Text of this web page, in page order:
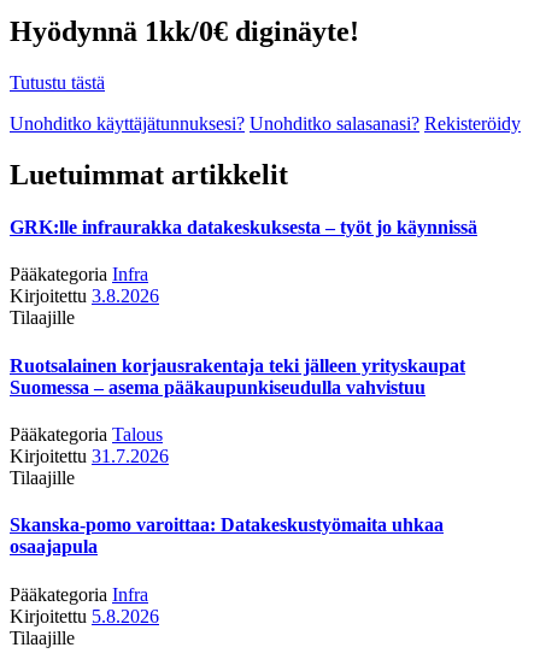
Hyödynnä 1kk/0€ diginäyte!
Tutustu tästä
Unohditko käyttäjätunnuksesi? Unohditko salasanasi? Rekisteröidy
Luetuimmat artikkelit
GRK:lle infraurakka datakeskuksesta – työt jo käynnissä
Pääkategoria Infra
Kirjoitettu 3.8.2026
Tilaajille
Ruotsalainen korjausrakentaja teki jälleen yrityskaupat
Suomessa – asema pääkaupunkiseudulla vahvistuu
Pääkategoria Talous
Kirjoitettu 31.7.2026
Tilaajille
Skanska-pomo varoittaa: Datakeskustyömaita uhkaa
osaajapula
Pääkategoria Infra
Kirjoitettu 5.8.2026
Tilaajille